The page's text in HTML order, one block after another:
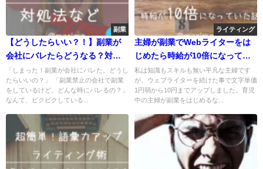
副業
【どうしたらいい？！】副業が
会社にバレたらどうなる？対処
法など
「しまった！副業が会社にバレた。どうし
たらいいの？」 「副業禁止の会社で副業
をしているけど、どんな時にバレるの？」
なんて、ビクビクしている...
ライティング
主婦が副業でWebライターをは
じめたら時給が10倍になってい
た話
私は知識もスキルも無い平凡な主婦です
が、ウェブライターを続けた事で文字単価
1円弱から10円までアップしました。育児
中の主婦が副業をはじめるな...